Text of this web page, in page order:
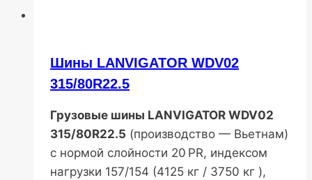
Шины LANVIGATOR WDV02
315/80R22.5
Грузовые шины LANVIGATOR WDV02
315/80R22.5 (производство — Вьетнам)
с нормой слойности 20 PR, индексом
нагрузки 157/154 (4125 кг / 3750 кг ),